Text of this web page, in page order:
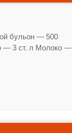
бульон — 500
— 3 ст. л Молоко —